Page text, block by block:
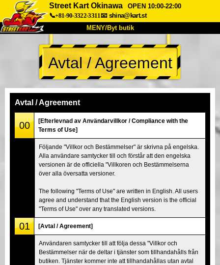
Street Kart Okinawa
OPEN 10:00-22:00
📞+81-90-3322-3311📧 shina@kart.st
MENY/Byt butik
HEM
Om oss Specifikationer Pris
Företag
Tokyo Shinagawa
Tokyo Akihabara#2 Tokyo Shibuya
Tokyo Shibuya Annex Tokyo Bay
Okinawa
Avtal / Agreement
Avtal / Agreement
00
[Efterlevnad av Användarvillkor / Compliance with the
Terms of Use]
Följande "Villkor och Bestämmelser" är skrivna på engelska.
Alla användare samtycker till och förstår att den engelska
versionen är de officiella "Villkoren och Bestämmelserna
över alla översatta versioner.
The following "Terms of Use" are written in English. All users
agree and understand that the English version is the official
"Terms of Use" over any translated versions.
01 [Avtal / Agreement]
Användaren samtycker till att följa dessa "Villkor och
Bestämmelser när de deltar i tjänster som tillhandahålls från
butiken. Tjänster kommer inte att tillhandahållas utan avtal